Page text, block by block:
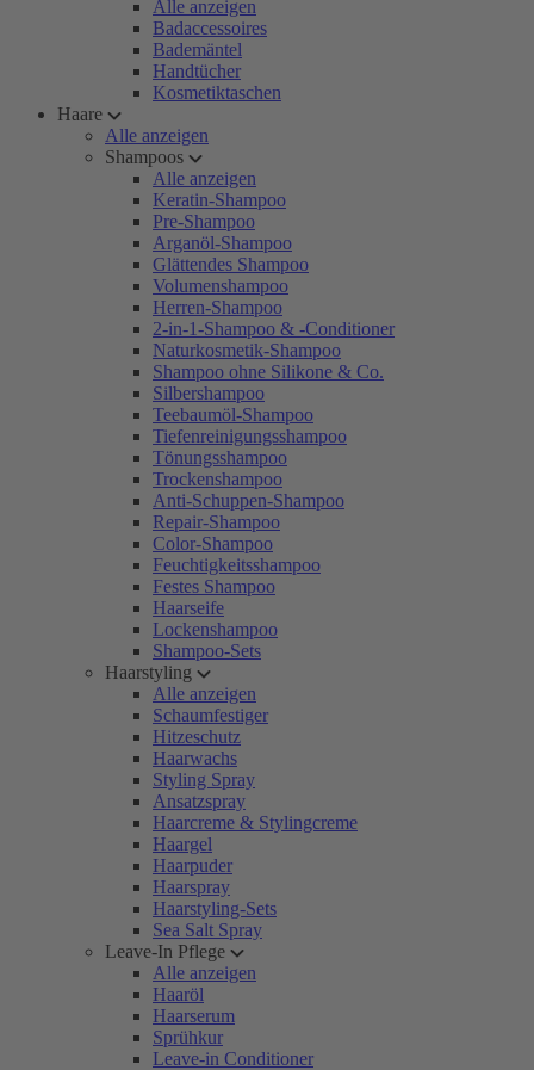
Alle anzeigen
Badaccessoires
Bademäntel
Handtücher
Kosmetiktaschen
Haare
Alle anzeigen
Shampoos
Alle anzeigen
Keratin-Shampoo
Pre-Shampoo
Arganöl-Shampoo
Glättendes Shampoo
Volumenshampoo
Herren-Shampoo
2-in-1-Shampoo & -Conditioner
Naturkosmetik-Shampoo
Shampoo ohne Silikone & Co.
Silbershampoo
Teebaumöl-Shampoo
Tiefenreinigungsshampoo
Tönungsshampoo
Trockenshampoo
Anti-Schuppen-Shampoo
Repair-Shampoo
Color-Shampoo
Feuchtigkeitsshampoo
Festes Shampoo
Haarseife
Lockenshampoo
Shampoo-Sets
Haarstyling
Alle anzeigen
Schaumfestiger
Hitzeschutz
Haarwachs
Styling Spray
Ansatzspray
Haarcreme & Stylingcreme
Haargel
Haarpuder
Haarspray
Haarstyling-Sets
Sea Salt Spray
Leave-In Pflege
Alle anzeigen
Haaröl
Haarserum
Sprühkur
Leave-in Conditioner